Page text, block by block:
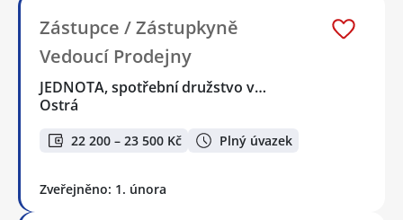
Zástupce / Zástupkyně
Vedoucí Prodejny
JEDNOTA, spotřební družstvo v…
Ostrá
22 200 – 23 500 Kč Plný úvazek
Zveřejněno: 1. února